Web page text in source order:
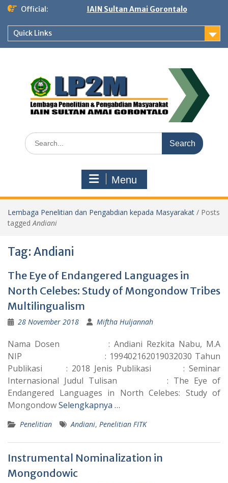
Skip
content
Official: IAIN Sultan Amai Gorontalo
Quick Links
Search
for:
Menu
Lembaga Penelitian dan Pengabdian kepada Masyarakat / Posts
tagged Andiani
Tag: Andiani
The Eye of Endangered Languages in
North Celebes: Study of Mongondow Tribes
Multilingualism
28 November 2018 Miftha Huljannah
Nama Dosen : Andiani Rezkita Nabu, M.A
NIP : 199402162019032030 Tahun
Publikasi : 2018 Jenis Publikasi : Seminar
Internasional Judul Tulisan : The Eye of
Endangered Languages in North Celebes: Study of
MongondowSelengkapnya …
Penelitian Andiani, Penelitian FITK
Instrumental Nominalization in
Mongondowic